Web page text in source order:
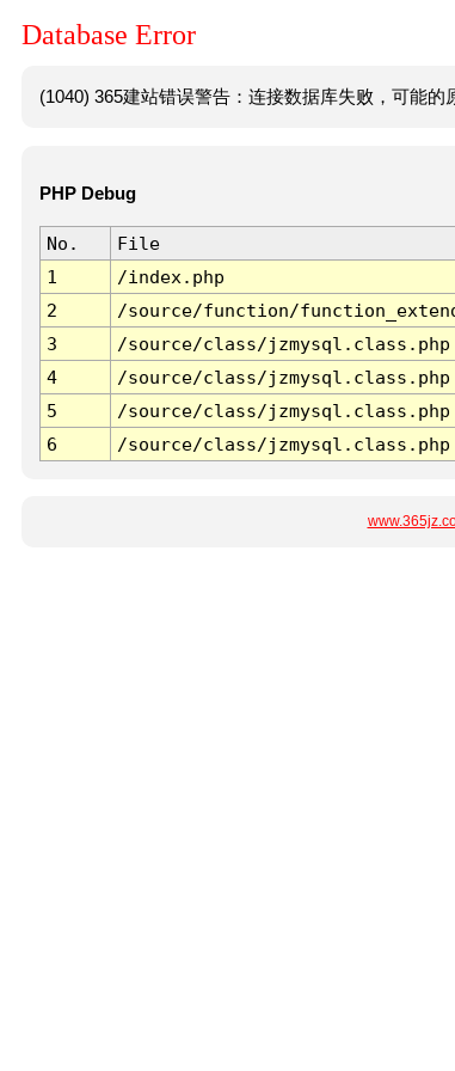
Database Error
(1040) 365建站错误警告：连接数据库失败，可能的
PHP Debug
No. File
1
/index.php
2
/source/function/
3
/source/class/jzmysql.class.php
4
/source/class/jzmysql.class.php
5
/source/class/jzmysql.class.php
6
/source/class/jzmysql.class.php